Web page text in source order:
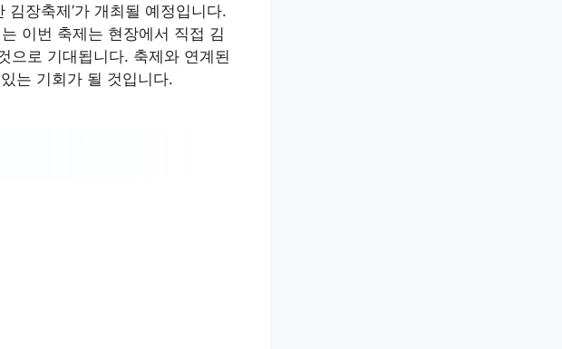
장축제’가 개최될 예정입니다.
이번 축제는 현장에서 직접 김
으로 기대됩니다. 축제와 연계된
는 기회가 될 것입니다.